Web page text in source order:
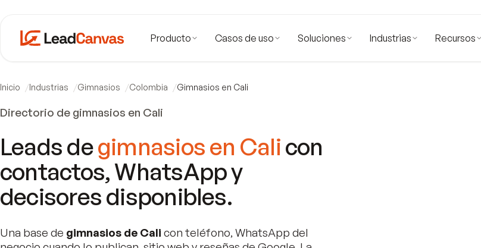
Producto Casos de uso Soluciones Industrias Recursos
Inicio Industrias Gimnasios Colombia Gimnasios en Cali
Directorio de gimnasios en Cali
Leads degimnasios en Calicon
contactos, WhatsApp y
decisores disponibles.
Una base de gimnasios de Cali con teléfono, WhatsApp del